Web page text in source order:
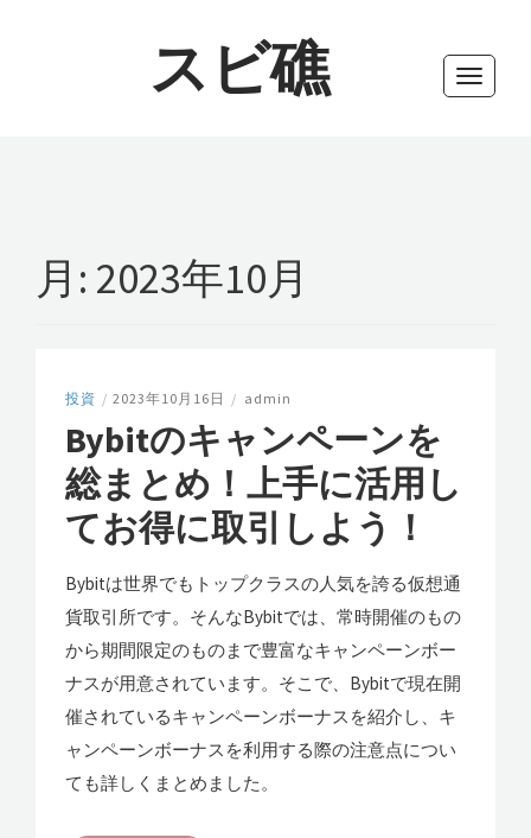
スビ礁
Toggle
月: 2023年10月
投資 / 2023年10月16日 / admin
Bybitのキャンペーンを
総まとめ！上手に活用し
てお得に取引しよう！
Bybitは世界でもトップクラスの人気を誇る仮想通
貨取引所です。そんなBybitでは、常時開催のもの
から期間限定のものまで豊富なキャンペーンボー
ナスが用意されています。そこで、Bybitで現在開
催されているキャンペーンボーナスを紹介し、キ
ャンペーンボーナスを利用する際の注意点につい
ても詳しくまとめました。